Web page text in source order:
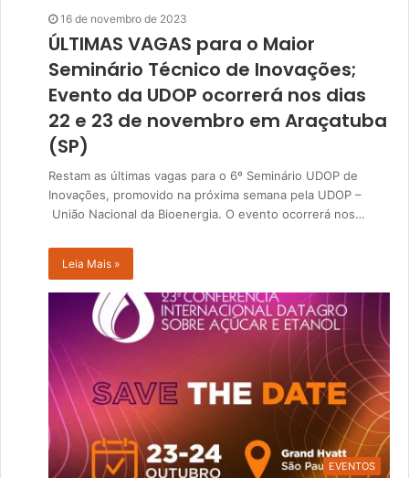
16 de novembro de 2023
ÚLTIMAS VAGAS para o Maior
Seminário Técnico de Inovações;
Evento da UDOP ocorrerá nos dias
22 e 23 de novembro em Araçatuba
(SP)
Restam as últimas vagas para o 6º Seminário UDOP de
Inovações, promovido na próxima semana pela UDOP –
União Nacional da Bioenergia. O evento ocorrerá nos…
Leia Mais »
EVENTOS